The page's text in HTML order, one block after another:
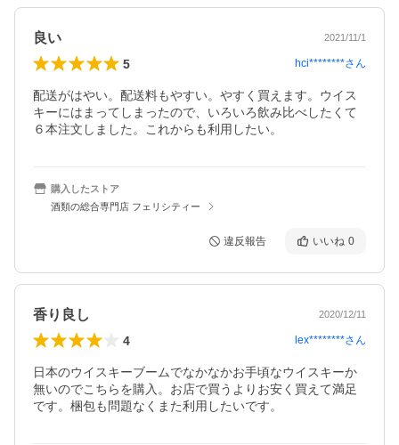
良い 2021/11/1
5 hci********さん
配送がはやい。配送料もやすい。やすく買えます。ウイス
キーにはまってしまったので、いろいろ飲み比べしたくて
６本注文しました。これからも利用したい。
購入したストア
酒類の総合専門店 フェリシティー
違反報告 いいね 0
香り良し 2020/12/11
4 lex********さん
日本のウイスキーブームでなかなかお手頃なウイスキーか
無いのでこちらを購入。お店で買うよりお安く買えて満足
です。梱包も問題なくまた利用したいです。